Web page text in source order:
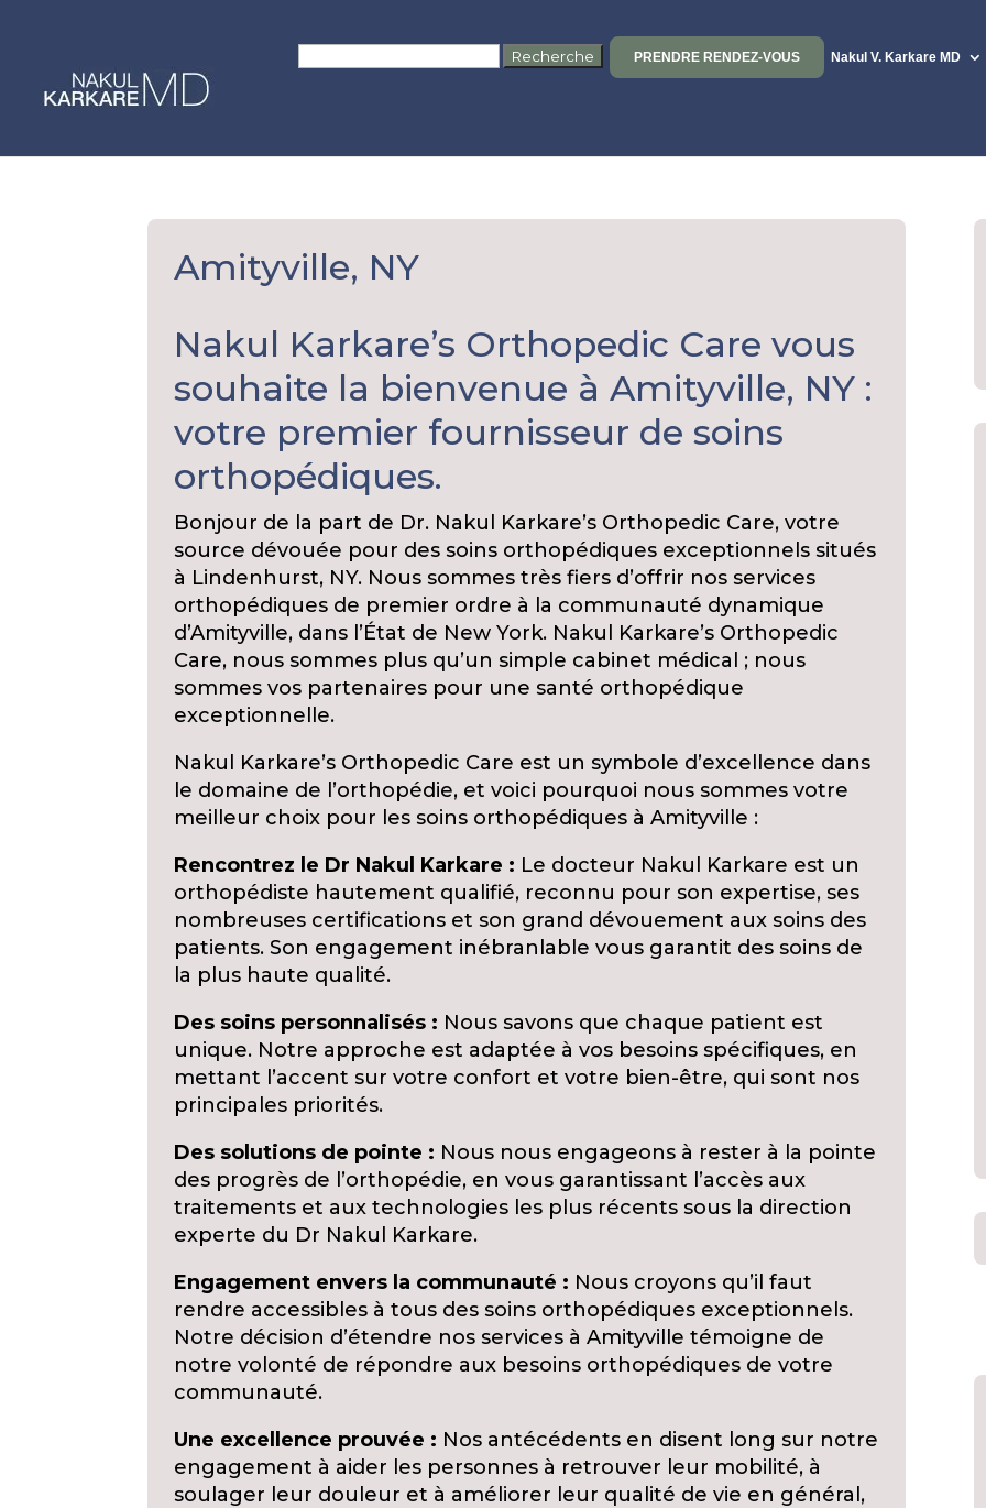
for:
PRENDRE RENDEZ-VOUS Nakul V. Karkare MD
Amityville, NY
Nakul Karkare’s Orthopedic Care vous
souhaite la bienvenue à Amityville, NY :
votre premier fournisseur de soins
orthopédiques.
Bonjour de la part de Dr. Nakul Karkare’s Orthopedic Care, votre
source dévouée pour des soins orthopédiques exceptionnels situés
à Lindenhurst, NY. Nous sommes très fiers d’offrir nos services
orthopédiques de premier ordre à la communauté dynamique
d’Amityville, dans l’État de New York. Nakul Karkare’s Orthopedic
Care, nous sommes plus qu’un simple cabinet médical ; nous
sommes vos partenaires pour une santé orthopédique
exceptionnelle.
Nakul Karkare’s Orthopedic Care est un symbole d’excellence dans
le domaine de l’orthopédie, et voici pourquoi nous sommes votre
meilleur choix pour les soins orthopédiques à Amityville :
Rencontrez le Dr Nakul Karkare : Le docteur Nakul Karkare est un
orthopédiste hautement qualifié, reconnu pour son expertise, ses
nombreuses certifications et son grand dévouement aux soins des
patients. Son engagement inébranlable vous garantit des soins de
la plus haute qualité.
Des soins personnalisés : Nous savons que chaque patient est
unique. Notre approche est adaptée à vos besoins spécifiques, en
mettant l’accent sur votre confort et votre bien-être, qui sont nos
principales priorités.
Des solutions de pointe : Nous nous engageons à rester à la pointe
des progrès de l’orthopédie, en vous garantissant l’accès aux
traitements et aux technologies les plus récents sous la direction
experte du Dr Nakul Karkare.
Engagement envers la communauté : Nous croyons qu’il faut
rendre accessibles à tous des soins orthopédiques exceptionnels.
Notre décision d’étendre nos services à Amityville témoigne de
notre volonté de répondre aux besoins orthopédiques de votre
communauté.
Une excellence prouvée : Nos antécédents en disent long sur notre
engagement à aider les personnes à retrouver leur mobilité, à
soulager leur douleur et à améliorer leur qualité de vie en général,